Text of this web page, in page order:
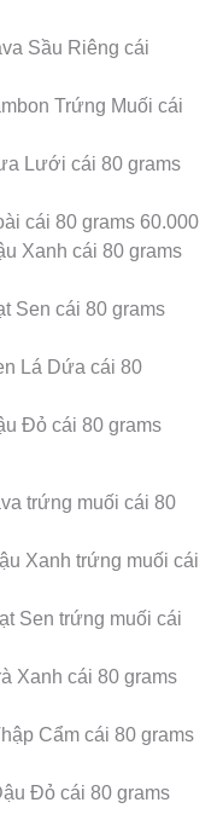
Sầu Riêng cái
Trứng Muối cái
cái 80 grams
80 grams 60.000
cái 80 grams
cái 80 grams
Dứa cái 80
cái 80 grams
trứng muối cái 80
Xanh trứng muối cái
Sen trứng muối cái
Xanh cái 80 grams
Cẩm cái 80 grams
Đỏ cái 80 grams